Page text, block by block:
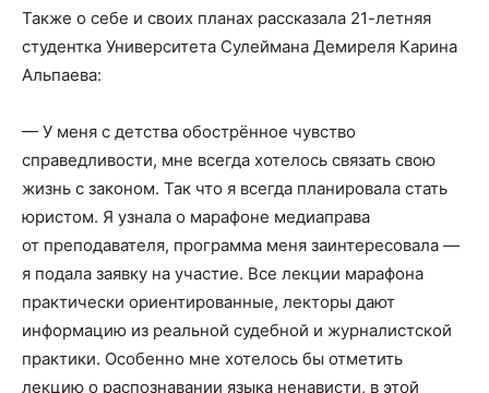
Также о себе и своих планах рассказала 21-летняя
студентка Университета Сулеймана Демиреля Карина
Альпаева:
— У меня с детства обострённое чувство
справедливости, мне всегда хотелось связать свою
жизнь с законом. Так что я всегда планировала стать
юристом. Я узнала о марафоне медиаправа
от преподавателя, программа меня заинтересовала —
я подала заявку на участие. Все лекции марафона
практически ориентированные, лекторы дают
информацию из реальной судебной и журналистской
практики. Особенно мне хотелось бы отметить
лекцию о распознавании языка ненависти, в этой